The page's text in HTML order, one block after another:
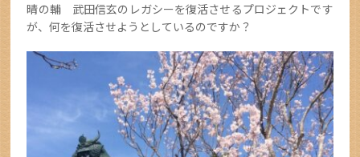
晴の輔 武田信玄のレガシーを復活させるプロジェクトです
が、何を復活させようとしているのですか？